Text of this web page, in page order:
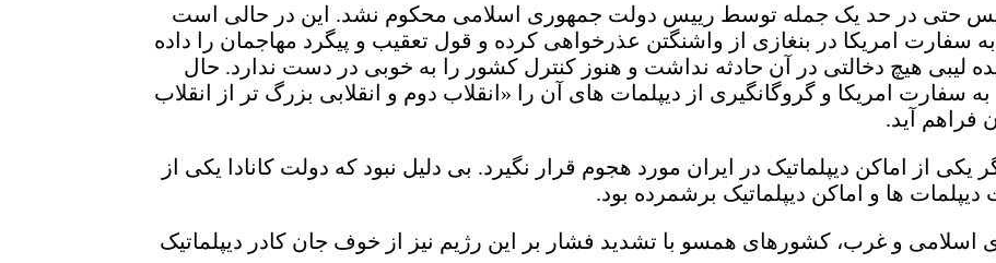
حتی در حد یک جمله توسط رییس دولت جمهوری اسلامی محکوم نشد. این در حالی است
سفارت امریکا در بنغازی از واشنگتن عذرخواهی کرده و قول تعقیب و پیگرد مهاجمان را داده
هیچ دخالتی در آن حادثه نداشت و هنوز کنترل کشور را به خوبی در دست ندارد. حال
امریکا و گروگانگیری از دیپلمات های آن را «انقلاب دوم و انقلابی بزرگ تر از انقلاب
فراهم آید.
از اماکن دیپلماتیک در ایران مورد هجوم قرار نگیرد. بی دلیل نبود که دولت کانادا یکی از
ها و اماکن دیپلماتیک برشمرده بود.
اسلامی و غرب، کشورهای همسو با تشدید فشار بر این رژیم نیز از خوف جان کادر دیپلماتیک